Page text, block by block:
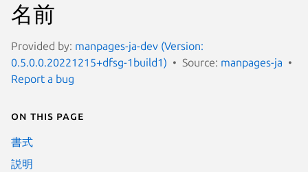
名前
Provided by: manpages-ja-dev (Version:
0.5.0.0.20221215+dfsg-1build1)
Source: manpages-ja
Report a bug
On this page
書式
説明